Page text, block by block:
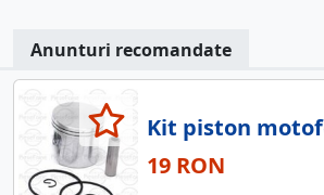
Anunturi recomandate
Kit piston
19 RON